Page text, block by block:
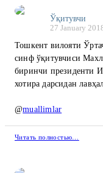
Ўқитувчи
27 January
Тошкент вилояти
синф ўқитувчиси
биринчи президенти
хотира дарсидан
@muallimlar
Читать полностью…